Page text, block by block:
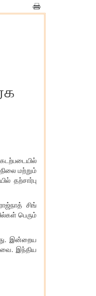
மற்றும்
தற்சார்பு
சிங்
பெரும்
இன்றைய
இந்திய